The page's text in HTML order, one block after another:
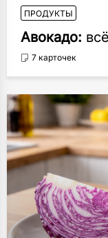
ПРОДУКТЫ
Авокадо:
7 карточек